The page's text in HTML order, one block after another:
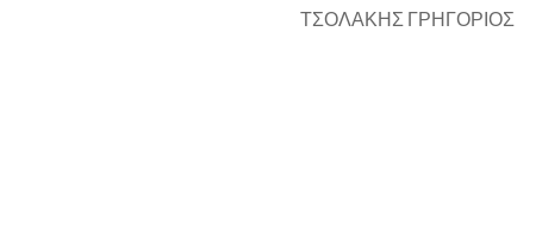
ΤΣΟΛΑΚΗΣ ΓΡΗΓΟΡΙΟΣ